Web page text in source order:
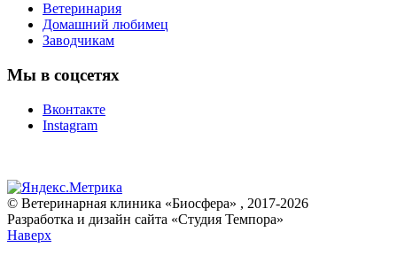
Ветеринария
Домашний любимец
Заводчикам
Мы в соцсетях
Вконтакте
Instagram
© Ветеринарная клиника «Биосфера» , 2017-2026
Разработка и дизайн сайта «Студия Темпора»
Наверх